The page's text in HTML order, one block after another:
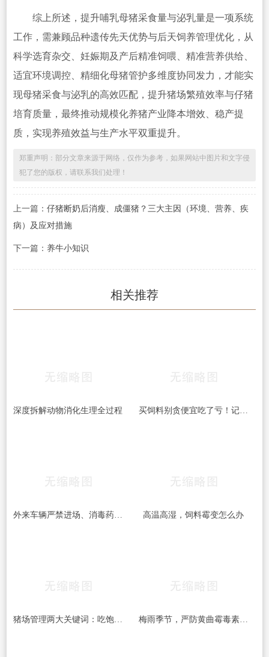
综上所述，提升哺乳母猪采食量与泌乳量是一项系统
工作，需兼顾品种遗传先天优势与后天饲养管理优化，从
科学选育杂交、妊娠期及产后精准饲喂、精准营养供给、
适宜环境调控、精细化母猪管护多维度协同发力，才能实
现母猪采食与泌乳的高效匹配，提升猪场繁殖效率与仔猪
培育质量，最终推动规模化养猪产业降本增效、稳产提
质，实现养殖效益与生产水平双重提升。
郑重声明：部分文章来源于网络，仅作为参考，如果网站中图片和文字侵
犯了您的版权，请联系我们处理！
上一篇： 仔猪断奶后消瘦、成僵猪？三大主因（环境、营养、疾
病）及应对措施
下一篇： 养牛小知识
相关推荐
深度拆解动物消化生理全过程 买饲料别贪便宜吃了亏！记住这四点，避开“三无”坑货
外来车辆严禁进场、消毒药品每周更换：中小猪场这些防疫红线，一条都不能破 高温高湿，饲料霉变怎么办
猪场管理两大关键词：吃饱和干燥，做到位了效益差不少 梅雨季节，严防黄曲霉毒素的危害！！！